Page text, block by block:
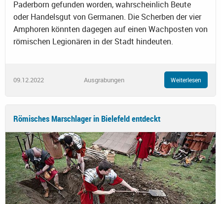
Paderborn gefunden worden, wahrscheinlich Beute
oder Handelsgut von Germanen. Die Scherben der vier
Amphoren könnten dagegen auf einen Wachposten von
römischen Legionären in der Stadt hindeuten.
09.12.2022 Ausgrabungen Weiterlesen
Römisches Marschlager in Bielefeld entdeckt